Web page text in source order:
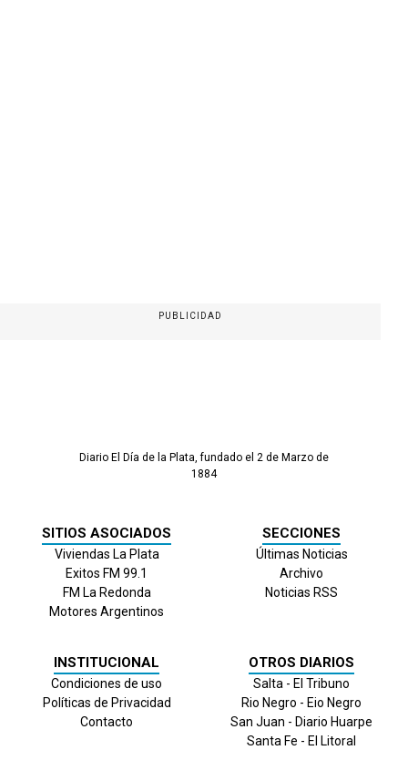
PUBLICIDAD
Diario El Día de la Plata, fundado el 2 de Marzo de
1884
SITIOS ASOCIADOS
Viviendas La Plata
Exitos FM 99.1
FM La Redonda
Motores Argentinos
SECCIONES
Últimas Noticias
Archivo
Noticias RSS
INSTITUCIONAL
Condiciones de uso
Políticas de Privacidad
Contacto
OTROS DIARIOS
Salta - El Tribuno
Rio Negro - Eio Negro
San Juan - Diario Huarpe
Santa Fe - El Litoral